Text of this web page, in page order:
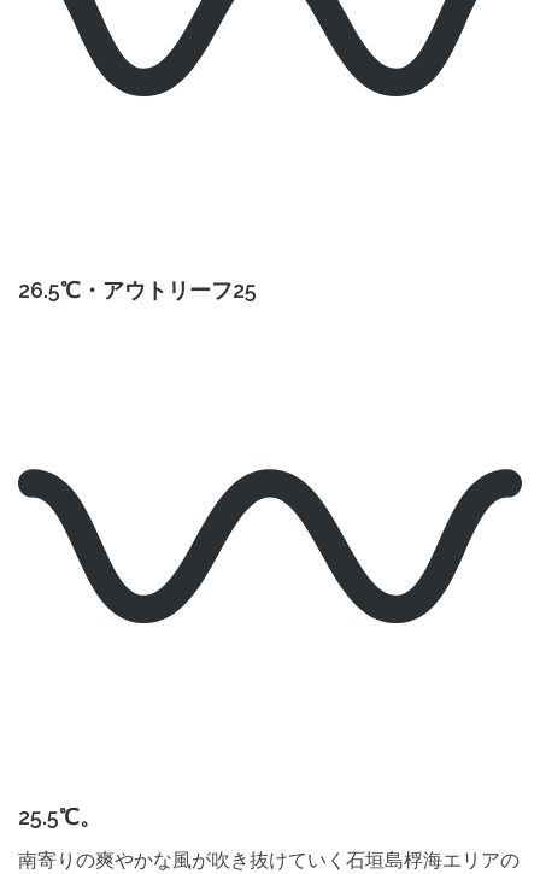
26.5℃・アウトリーフ25
25.5℃。
南寄りの爽やかな風が吹き抜けていく石垣島桴海エリアの